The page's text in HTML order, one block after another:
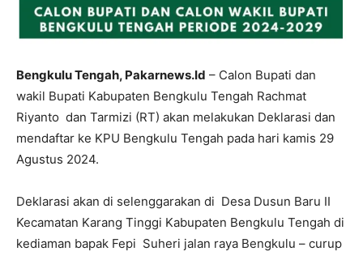
Bengkulu Tengah, Pakarnews.Id – Calon Bupati dan
wakil Bupati Kabupaten Bengkulu Tengah Rachmat
Riyanto dan Tarmizi (RT) akan melakukan Deklarasi dan
mendaftar ke KPU Bengkulu Tengah pada hari kamis 29
Agustus 2024.
Deklarasi akan di selenggarakan di Desa Dusun Baru II
Kecamatan Karang Tinggi Kabupaten Bengkulu Tengah di
kediaman bapak Fepi Suheri jalan raya Bengkulu – curup